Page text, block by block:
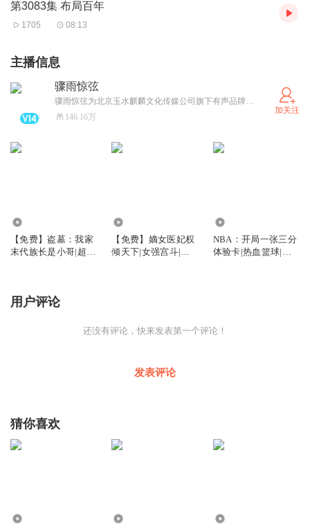
第3083集 布局百年
1705 08:13
主播信息
骤雨惊弦
骤雨惊弦为北京玉水麒麟文化传媒公司旗下有声品牌，精品路线，打造王者有声。
146.16万
加关注
【免费】盗墓：我家
末代族长是小哥|超人
【免费】嫡女医妃权
倾天下|女强宫斗|多
NBA：开局一张三分
体验卡|热血篮球|又
用户评论
还没有评论，快来发表第一个评论！
发表评论
猜你喜欢